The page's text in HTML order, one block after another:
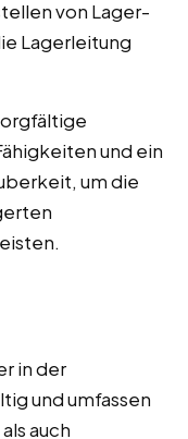
von Lager-
Lagerleitung
und ein
um die
in der
und umfassen
auch